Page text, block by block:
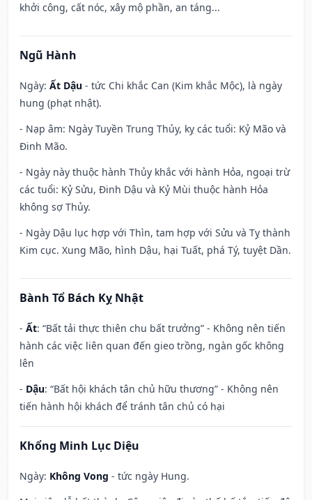
khởi công, cất nóc, xây mộ phần, an táng...
Ngũ Hành
Ngày: Ất Dậu - tức Chi khắc Can (Kim khắc Mộc), là ngày
hung (phạt nhật).
- Nạp âm: Ngày Tuyền Trung Thủy, kỵ các tuổi: Kỷ Mão và
Đinh Mão.
- Ngày này thuộc hành Thủy khắc với hành Hỏa, ngoại trừ
các tuổi: Kỷ Sửu, Đinh Dậu và Kỷ Mùi thuộc hành Hỏa
không sợ Thủy.
- Ngày Dậu lục hợp với Thìn, tam hợp với Sửu và Tỵ thành
Kim cục. Xung Mão, hình Dậu, hại Tuất, phá Tý, tuyệt Dần.
Bành Tổ Bách Kỵ Nhật
- Ất: “Bất tải thực thiên chu bất trưởng” - Không nên tiến
hành các việc liên quan đến gieo trồng, ngàn gốc không
lên
- Dậu: “Bất hội khách tân chủ hữu thương” - Không nên
tiến hành hội khách để tránh tân chủ có hại
Khổng Minh Lục Diệu
Ngày: Không Vong - tức ngày Hung.